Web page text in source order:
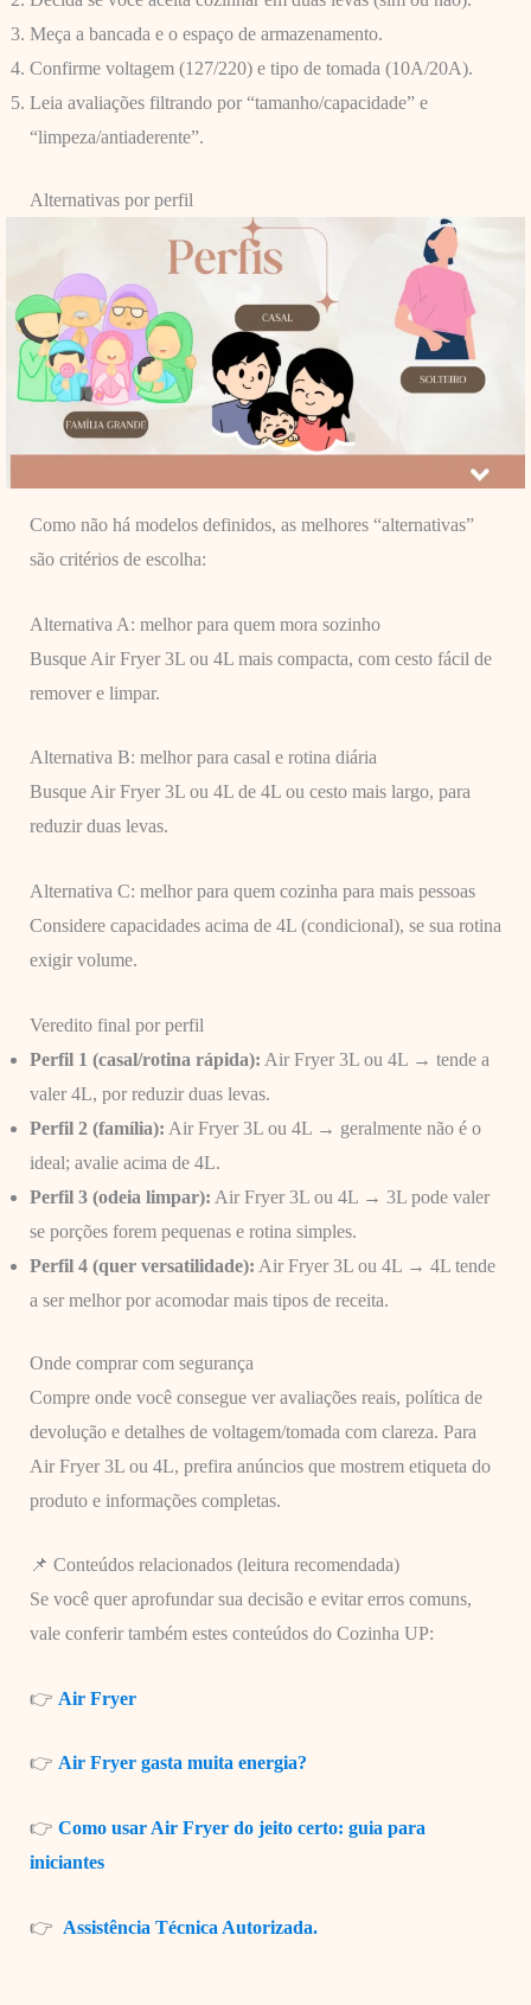
Meça a bancada e o espaço de armazenamento.
Confirme voltagem (127/220) e tipo de tomada (10A/20A).
Leia avaliações filtrando por “tamanho/capacidade” e
“limpeza/antiaderente”.
Alternativas por perfil
Como não há modelos definidos, as melhores “alternativas”
são critérios de escolha:
Alternativa A: melhor para quem mora sozinho
Busque Air Fryer 3L ou 4L mais compacta, com cesto fácil de
remover e limpar.
Alternativa B: melhor para casal e rotina diária
Busque Air Fryer 3L ou 4L de 4L ou cesto mais largo, para
reduzir duas levas.
Alternativa C: melhor para quem cozinha para mais pessoas
Considere capacidades acima de 4L (condicional), se sua rotina
exigir volume.
Veredito final por perfil
Perfil 1 (casal/rotina rápida): Air Fryer 3L ou 4L → tende a
valer 4L, por reduzir duas levas.
Perfil 2 (família): Air Fryer 3L ou 4L → geralmente não é o
ideal; avalie acima de 4L.
Perfil 3 (odeia limpar): Air Fryer 3L ou 4L → 3L pode valer
se porções forem pequenas e rotina simples.
Perfil 4 (quer versatilidade): Air Fryer 3L ou 4L → 4L tende
a ser melhor por acomodar mais tipos de receita.
Onde comprar com segurança
Compre onde você consegue ver avaliações reais, política de
devolução e detalhes de voltagem/tomada com clareza. Para
Air Fryer 3L ou 4L, prefira anúncios que mostrem etiqueta do
produto e informações completas.
📌 Conteúdos relacionados (leitura recomendada)
Se você quer aprofundar sua decisão e evitar erros comuns,
vale conferir também estes conteúdos do Cozinha UP:
👉 Air Fryer
👉 Air Fryer gasta muita energia?
👉 Como usar Air Fryer do jeito certo: guia para
iniciantes
👉 Assistência Técnica Autorizada.